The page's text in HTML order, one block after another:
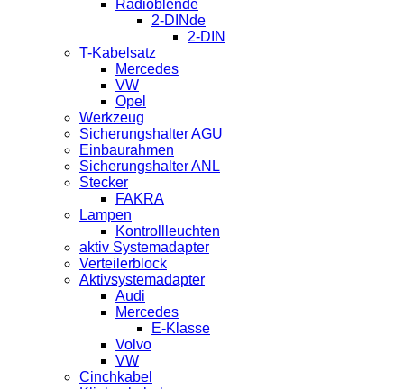
Radioblende
2-DINde
2-DIN
T-Kabelsatz
Mercedes
VW
Opel
Werkzeug
Sicherungshalter AGU
Einbaurahmen
Sicherungshalter ANL
Stecker
FAKRA
Lampen
Kontrollleuchten
aktiv Systemadapter
Verteilerblock
Aktivsystemadapter
Audi
Mercedes
E-Klasse
Volvo
VW
Cinchkabel